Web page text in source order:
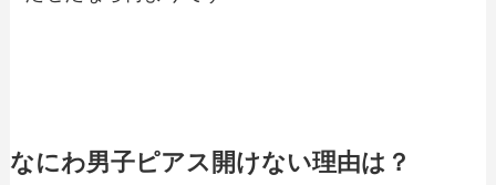
なにわ男子ピアス開けない理由は？